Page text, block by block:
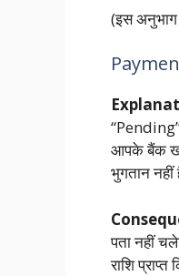
(इस अनुभाग
आपके बैंक
भुगतान
पता नहीं
राशि प्राप्त